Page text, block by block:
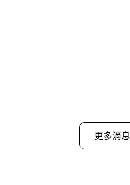
更多消息